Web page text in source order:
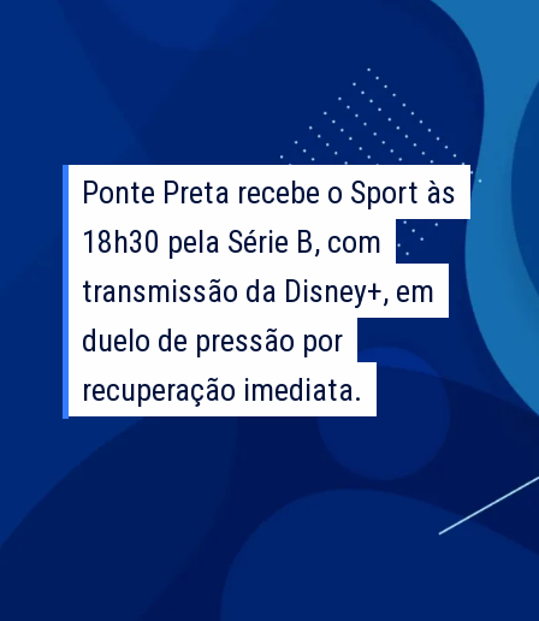
Ponte Preta recebe o Sport às
18h30 pela Série B, com
transmissão da Disney+, em
duelo de pressão por
recuperação imediata.
Ponte Preta recebe o Sport às
18h30 pela Série B, com
transmissão da Disney+, em
duelo de pressão por
recuperação imediata.